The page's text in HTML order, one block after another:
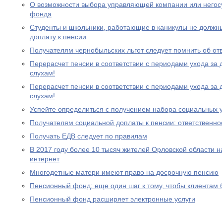
О возможности выбора управляющей компании или
фонда
Студенты и школьники, работающие в каникулы не
доплату к пенсии
Получателям чернобыльских льгот следует помнить об
Перерасчет пенсии в соответствии с периодами ухода за
слухам!
Перерасчет пенсии в соответствии с периодами ухода за
слухам!
Успейте определиться с получением набора социальных
Получателям социальной доплаты к пенсии:
Получать ЕДВ следует по правилам
В 2017 году более 10 тысяч жителей Орловской области
интернет
Многодетные матери имеют право на досрочную пенсию
Пенсионный фонд: еще один шаг к тому, чтобы клиентам
Пенсионный фонд расширяет электронные услуги